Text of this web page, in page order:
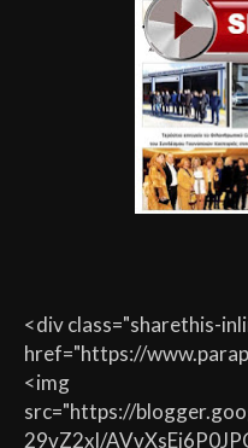
<div class="sharethis-
href="https://
<img
src="https://
29vZ2xl/